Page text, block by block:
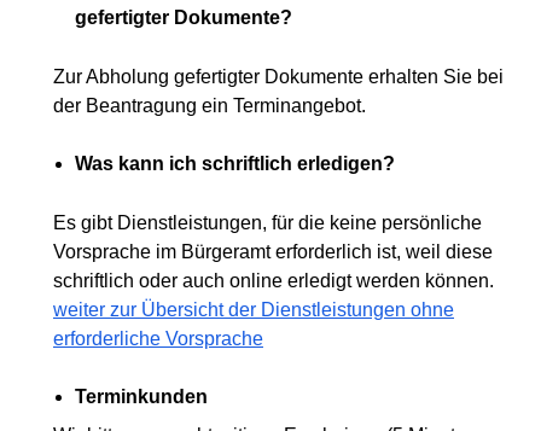
gefertigter Dokumente?
Zur Abholung gefertigter Dokumente erhalten Sie bei
der Beantragung ein Terminangebot.
Was kann ich schriftlich erledigen?
Es gibt Dienstleistungen, für die keine persönliche
Vorsprache im Bürgeramt erforderlich ist, weil diese
schriftlich oder auch online erledigt werden können.
weiter zur Übersicht der Dienstleistungen ohne
erforderliche Vorsprache
Terminkunden